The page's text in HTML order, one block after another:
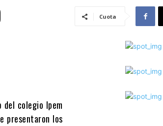
colegio Ipem
presentaron los
Cuota